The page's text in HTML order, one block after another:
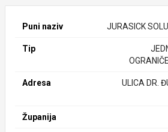
Puni naziv JURASICK
Tip
Adresa
ULICA DR.
Županija